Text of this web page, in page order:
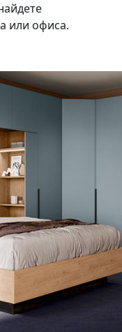
или офиса.